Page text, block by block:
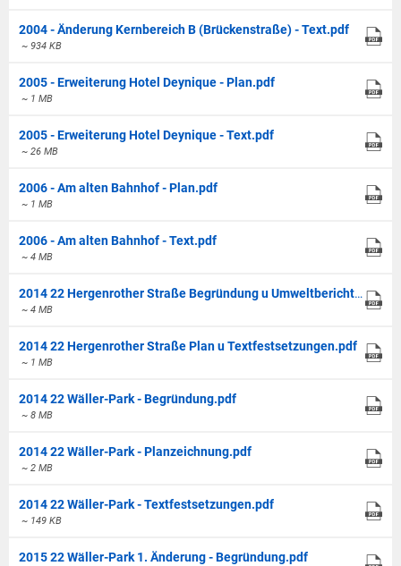
2004 - Änderung Kernbereich B (Brückenstraße) - Text.pdf
~ 934 KB
2005 - Erweiterung Hotel Deynique - Plan.pdf
~ 1 MB
2005 - Erweiterung Hotel Deynique - Text.pdf
~ 26 MB
2006 - Am alten Bahnhof - Plan.pdf
~ 1 MB
2006 - Am alten Bahnhof - Text.pdf
~ 4 MB
2014 22 Hergenrother Straße Begründung u Umweltbericht.pdf
~ 4 MB
2014 22 Hergenrother Straße Plan u Textfestsetzungen.pdf
~ 1 MB
2014 22 Wäller-Park - Begründung.pdf
~ 8 MB
2014 22 Wäller-Park - Planzeichnung.pdf
~ 2 MB
2014 22 Wäller-Park - Textfestsetzungen.pdf
~ 149 KB
2015 22 Wäller-Park 1. Änderung - Begründung.pdf